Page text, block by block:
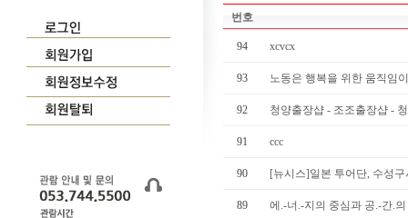
번호
94 xcvcx
93 노동은 행복을 위한 움직임
92 청양출장샵 - 조조출장샵 -
91 ccc
90 [뉴시스]일본 투어단, 수성구
89 에.-너.-지의 중심과 공.-간.